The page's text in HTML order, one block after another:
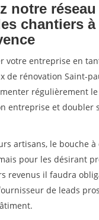
notre
chantiers à
votre entreprise en
de rénovation Saint-
régulièrement
entreprise et doubler
artisans, le bouche
pour les désirant
revenus il faudra
de leads